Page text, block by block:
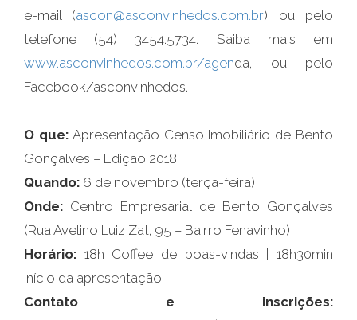
e-mail (ascon@asconvinhedos.com.br) ou pelo
telefone (54) 3454.5734. Saiba mais em
www.asconvinhedos.com.br/agenda, ou pelo
Facebook/asconvinhedos.
O que:Apresentação Censo Imobiliário de Bento
Gonçalves – Edição 2018
Quando: 6 de novembro (terça-feira)
Onde: Centro Empresarial de Bento Gonçalves
(Rua Avelino Luiz Zat, 95 – Bairro Fenavinho)
Horário: 18h Coffee de boas-vindas | 18h30min
Início da apresentação
Contato e inscrições: